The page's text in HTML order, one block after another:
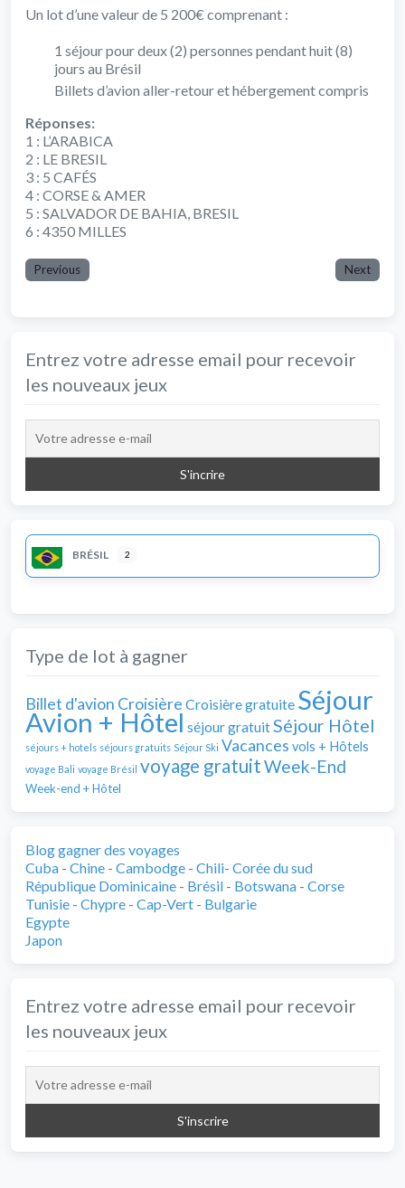
Un lot d’une valeur de 5 200€ comprenant :
1 séjour pour deux (2) personnes pendant huit (8)
jours au Brésil
Billets d’avion aller-retour et hébergement compris
Réponses:
1 : L’ARABICA
2 : LE BRESIL
3 : 5 CAFÉS
4 : CORSE & AMER
5 : SALVADOR DE BAHIA, BRESIL
6 : 4350 MILLES
Previous Next
Entrez votre adresse email pour recevoir
les nouveaux jeux
BRÉSIL 2
Type de lot à gagner
Billet d'avion Croisière Croisière gratuite Séjour
Avion + Hôtel séjour gratuitSéjour Hôtel
séjours + hotels séjours gratuits Séjour Ski Vacances vols + Hôtels
voyage Bali voyage Brésil voyage gratuitWeek-End
Week-end + Hôtel
Blog gagner des voyages
Cuba - Chine - Cambodge - Chili- Corée du sud
République Dominicaine - Brésil - Botswana - Corse
Tunisie - Chypre - Cap-Vert - Bulgarie
Egypte
Japon
Entrez votre adresse email pour recevoir
les nouveaux jeux